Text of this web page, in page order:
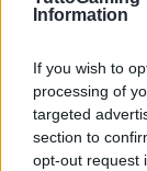
Information
If you wish to
processing of
targeted
section to
opt-out request